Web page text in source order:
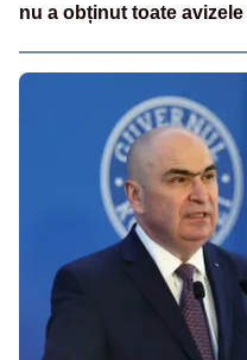
nu a obținut toate avizele